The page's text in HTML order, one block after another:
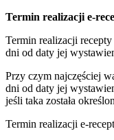
Termin realizacji e-
Termin realizacji
dni od daty jej
Przy czym najczęściej
dni od daty jej
jeśli taka została
Termin realizacji e-